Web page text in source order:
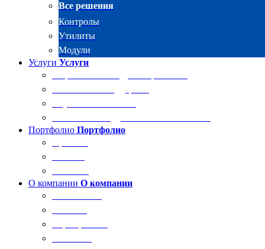
Все решения
Контролы
Утилиты
Модули
Услуги Услуги
Портфолио Портфолио
О компании О компании